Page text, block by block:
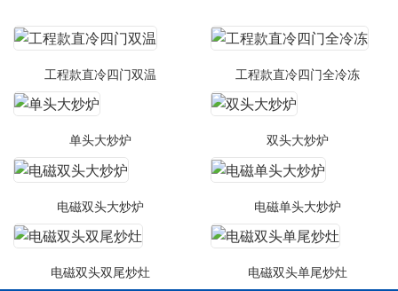
工程款直冷四门双温 工程款直冷四门全冷冻
单头大炒炉 双头大炒炉
电磁双头大炒炉 电磁单头大炒炉
电磁双头双尾炒灶 电磁双头单尾炒灶